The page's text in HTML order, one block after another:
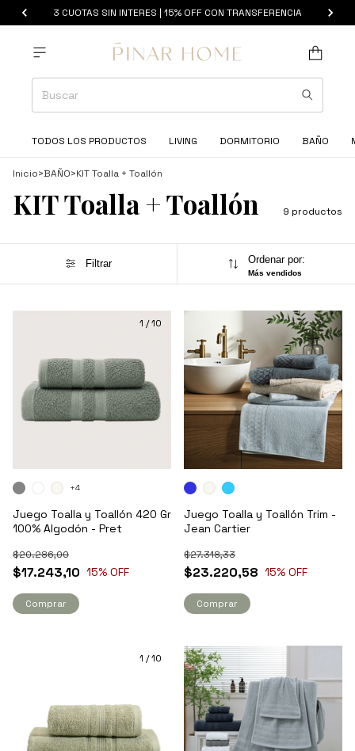
3 CUOTAS SIN INTERES | 15% OFF CON TRANSFERENCIA
TODOS LOS PRODUCTOS LIVING DORMITORIO BAÑO
Inicio>BAÑO>KIT Toalla + Toallón
KIT Toalla + Toallón 9 productos
Filtrar Ordenar por:
Más vendidos
1 /10
Juego Toalla y Toallón 420 Gr
100% Algodón - Pret
$17.243,10
$20.286,00
15% OFF
+4
Comprar
Juego Toalla y Toallón Trim -
Jean Cartier
$23.220,58
$27.318,33
15% OFF
Comprar
1 /10